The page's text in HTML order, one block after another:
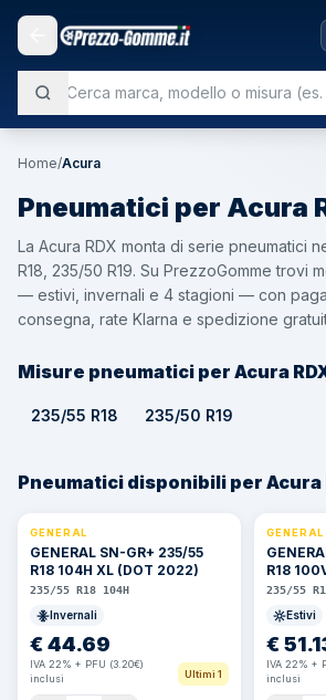
Home/Acura
Pneumatici per Acura
La Acura RDX monta di serie pneumatici
R18, 235/50 R19. Su PrezzoGomme trovi
— estivi, invernali e 4 stagioni — con
consegna, rate Klarna e spedizione
Misure pneumatici per Acura
235/55 R18 235/50 R19
Pneumatici disponibili per Acura
GENERAL
GENERAL SN-GR+ 235/55
R18 104H XL (DOT 2022)
235/55 R18 104H
Invernali
€44.69
IVA 22% + PFU (3.20€)
inclusi
Ultimi 1
GENERAL
R18
235/55
Estivi
€
IVA 22% +
inclusi